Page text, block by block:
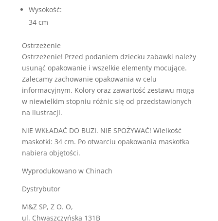
Wysokość:
34 cm
Ostrzeżenie
Ostrzeżenie! Przed podaniem dziecku zabawki należy
usunąć opakowanie i wszelkie elementy mocujące.
Zalecamy zachowanie opakowania w celu
informacyjnym. Kolory oraz zawartość zestawu mogą
w niewielkim stopniu różnic się od przedstawionych
na ilustracji.
NIE WKŁADAĆ DO BUZI. NIE SPOŻYWAĆ! Wielkość
maskotki: 34 cm. Po otwarciu opakowania maskotka
nabiera objętości.
Wyprodukowano w Chinach
Dystrybutor
M&Z SP, Z O. O,
ul. Chwaszczyńska 131B